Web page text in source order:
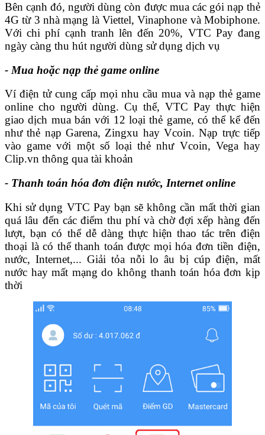
Bên cạnh đó, người dùng còn được mua các gói nạp thẻ
4G từ 3 nhà mạng là Viettel, Vinaphone và Mobiphone.
Với chi phí cạnh tranh lên đến 20%, VTC Pay đang
ngày càng thu hút người dùng sử dụng dịch vụ
- Mua hoặc nạp thẻ game online
Ví điện tử cung cấp mọi nhu cầu mua và nạp thẻ game
online cho người dùng. Cụ thể, VTC Pay thực hiện
giao dịch mua bán với 12 loại thẻ game, có thể kể đến
như thẻ nạp Garena, Zingxu hay Vcoin. Nạp trực tiếp
vào game với một số loại thẻ như Vcoin, Vega hay
Clip.vn thông qua tài khoản
- Thanh toán hóa đơn điện nước, Internet online
Khi sử dụng VTC Pay bạn sẽ không cần mất thời gian
quá lâu đến các điểm thu phí và chờ đợi xếp hàng đến
lượt, bạn có thể dễ dàng thực hiện thao tác trên điện
thoại là có thể thanh toán được mọi hóa đơn tiền điện,
nước, Internet,... Giải tỏa nỗi lo âu bị cúp điện, mất
nước hay mất mạng do không thanh toán hóa đơn kịp
thời